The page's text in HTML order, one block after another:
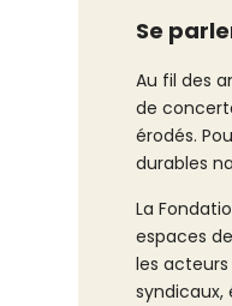
Se
Au fil des
de
érodés.
durables
La
espaces
les